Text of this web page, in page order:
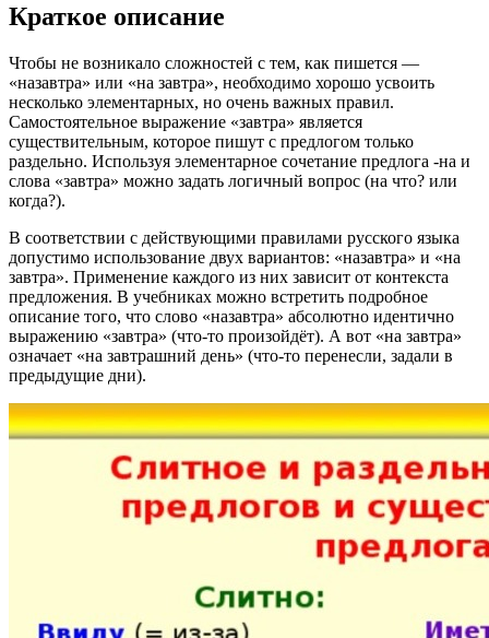
Краткое описание
Чтобы не возникало сложностей с тем, как пишется —
«назавтра» или «на завтра», необходимо хорошо усвоить
несколько элементарных, но очень важных правил.
Самостоятельное выражение «завтра» является
существительным, которое пишут с предлогом только
раздельно. Используя элементарное сочетание предлога -на и
слова «завтра» можно задать логичный вопрос (на что? или
когда?).
В соответствии с действующими правилами русского языка
допустимо использование двух вариантов: «назавтра» и «на
завтра». Применение каждого из них зависит от контекста
предложения. В учебниках можно встретить подробное
описание того, что слово «назавтра» абсолютно идентично
выражению «завтра» (что-то произойдёт). А вот «на завтра»
означает «на завтрашний день» (что-то перенесли, задали в
предыдущие дни).